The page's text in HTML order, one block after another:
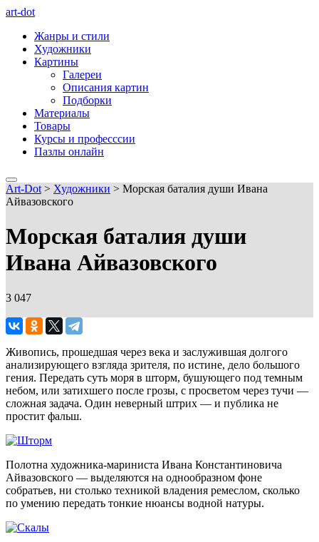
art-dot
Жанры и стили
Художники
Картины
Галереи
Описания картин
Подборки
Материалы
Товары
Курсы и професссии
Пазлы онлайн
Art-Dot > Художники > Морская баталия души Ивана
Айвазовского
Морская баталия души
Ивана Айвазовского
3 047
Живопись, прошедшая через века и заслужившая долгого
анализирующего взгляда зрителя, по истине, дело большого
гения. Передать суть моря в шторм, бушующего под темным
небом, или затихшего после грозы, с просветом через тучи —
сложная задача. Один неверный штрих — и публика не
простит фальш.
Полотна художника-мариниста Ивана Константиновича
Айвазовского — выделяются на однообразном фоне
собратьев, ни столько техникой владения ремеслом, сколько
по умению передать тонкие нюансы водной натуры.